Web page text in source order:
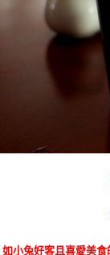
如小兔好客且喜愛美